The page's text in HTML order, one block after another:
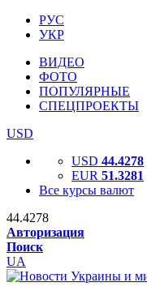
РУС
УКР
ВИДЕО
ФОТО
ПОПУЛЯРНЫЕ
СПЕЦПРОЕКТЫ
USD
USD 44.4278
EUR 51.3281
Все курсы валют
44.4278
Авторизация
Поиск
UA